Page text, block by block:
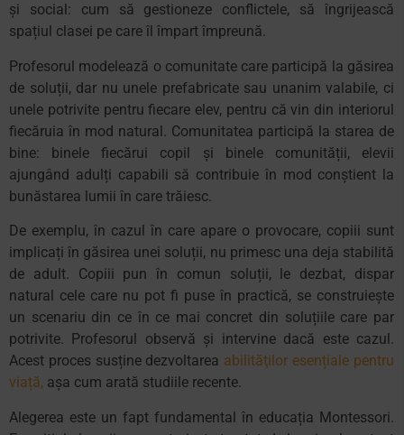
și social: cum să gestioneze conflictele, să îngrijească
spațiul clasei pe care îl împart împreună.
Profesorul modelează o comunitate care participă la găsirea
de soluții, dar nu unele prefabricate sau unanim valabile, ci
unele potrivite pentru fiecare elev, pentru că vin din interiorul
fiecăruia în mod natural. Comunitatea participă la starea de
bine: binele fiecărui copil și binele comunității, elevii
ajungând adulți capabili să contribuie în mod conștient la
bunăstarea lumii în care trăiesc.
De exemplu, în cazul în care apare o provocare, copiii sunt
implicați în găsirea unei soluții, nu primesc una deja stabilită
de adult. Copiii pun în comun soluții, le dezbat, dispar
natural cele care nu pot fi puse în practică, se construiește
un scenariu din ce în ce mai concret din soluțiile care par
potrivite. Profesorul observă și intervine dacă este cazul.
Acest proces susține dezvoltarea abilităţilor esențiale pentru
viață, așa cum arată studiile recente.
Alegerea este un fapt fundamental în educația Montessori.